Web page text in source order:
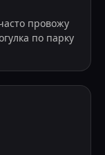
провожу
по парку